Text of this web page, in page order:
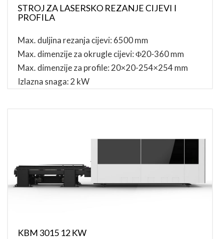
STROJ ZA LASERSKO REZANJE CIJEVI I
PROFILA
Max. duljina rezanja cijevi: 6500 mm
Max. dimenzije za okrugle cijevi: Φ20-360 mm
Max. dimenzije za profile: 20×20-254×254 mm
Izlazna snaga: 2 kW
KBM 3015 12 KW